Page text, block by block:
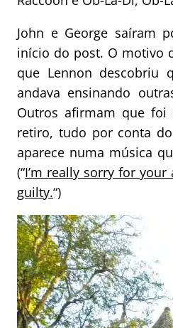
John e George saíram
início do post. O motivo
que Lennon descobriu
andava ensinando
Outros afirmam que
retiro, tudo por conta
aparece numa música
(“I’m really sorry for
guilty.“)